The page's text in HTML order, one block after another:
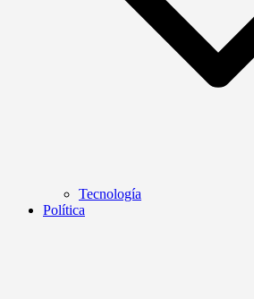
Tecnología
Política